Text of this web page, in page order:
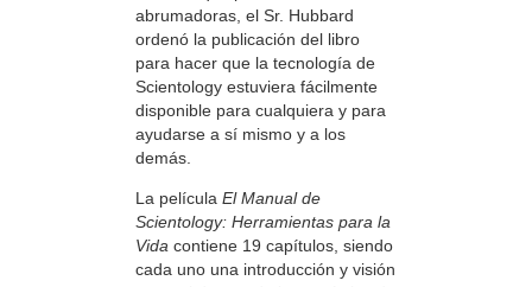
abrumadoras, el Sr. Hubbard
ordenó la publicación del libro
para hacer que la tecnología de
Scientology estuviera fácilmente
disponible para cualquiera y para
ayudarse a sí mismo y a los
demás.
La película El Manual de
Scientology: Herramientas para la
Vida contiene 19 capítulos, siendo
cada uno una introducción y visión